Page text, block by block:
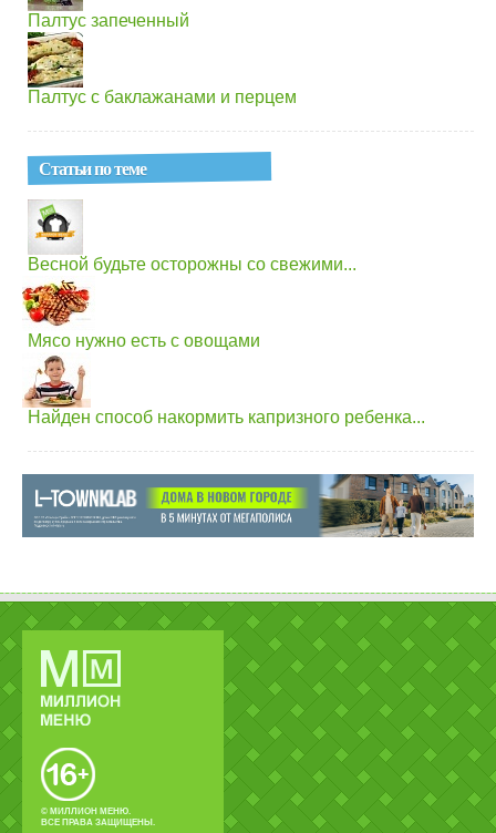
Палтус запеченный
Палтус с баклажанами и перцем
Статьи по теме
Весной будьте осторожны со свежими...
Мясо нужно есть с овощами
Найден способ накормить капризного ребенка...
© МИЛЛИОН МЕНЮ.
ВСЕ ПРАВА ЗАЩИЩЕНЫ.